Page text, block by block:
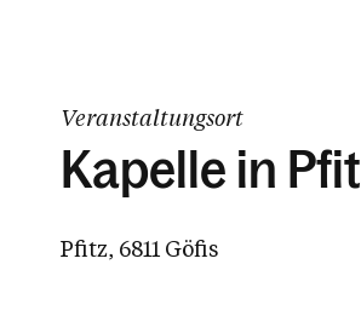
Veranstaltungsort
Kapelle in
Pfitz, 6811 Göfis